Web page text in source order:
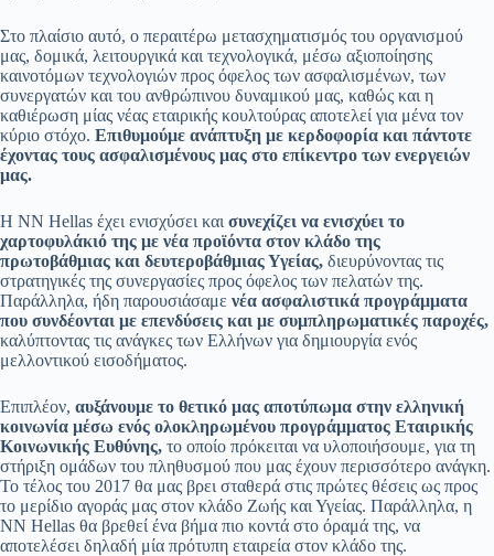
Στο πλαίσιο αυτό, ο περαιτέρω μετασχηματισμός του οργανισμού
μας, δομικά, λειτουργικά και τεχνολογικά, μέσω αξιοποίησης
καινοτόμων τεχνολογιών προς όφελος των ασφαλισμένων, των
συνεργατών και του ανθρώπινου δυναμικού μας, καθώς και η
καθιέρωση μίας νέας εταιρικής κουλτούρας αποτελεί για μένα τον
κύριο στόχο. Επιθυμούμε ανάπτυξη με κερδοφορία και πάντοτε
έχοντας τους ασφαλισμένους μας στο επίκεντρο των ενεργειών
μας.
Η ΝΝ Hellas έχει ενισχύσει και συνεχίζει να ενισχύει το
χαρτοφυλάκιό της με νέα προϊόντα στον κλάδο της
πρωτοβάθμιας και δευτεροβάθμιας Υγείας, διευρύνοντας τις
στρατηγικές της συνεργασίες προς όφελος των πελατών της.
Παράλληλα, ήδη παρουσιάσαμε νέα ασφαλιστικά προγράμματα
που συνδέονται με επενδύσεις και με συμπληρωματικές παροχές,
καλύπτοντας τις ανάγκες των Ελλήνων για δημιουργία ενός
μελλοντικού εισοδήματος.
Επιπλέον, αυξάνουμε το θετικό μας αποτύπωμα στην ελληνική
κοινωνία μέσω ενός ολοκληρωμένου προγράμματος Εταιρικής
Κοινωνικής Ευθύνης, το οποίο πρόκειται να υλοποιήσουμε, για τη
στήριξη ομάδων του πληθυσμού που μας έχουν περισσότερο ανάγκη.
Το τέλος του 2017 θα μας βρει σταθερά στις πρώτες θέσεις ως προς
το μερίδιο αγοράς μας στον κλάδο Ζωής και Υγείας. Παράλληλα, η
ΝΝ Ηellas θα βρεθεί ένα βήμα πιο κοντά στο όραμά της, να
αποτελέσει δηλαδή μία πρότυπη εταιρεία στον κλάδο της.